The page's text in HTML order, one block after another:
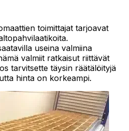
toimittajat tarjoavat
useina valmiina
valmiit ratkaisut riittävät
tarvitsette täysin räätälöityjä
hinta on korkeampi.